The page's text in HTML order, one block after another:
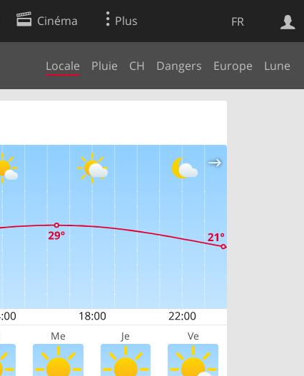
FR
Cinéma Plus
Locale Pluie CH Dangers Europe Lune
Me Je Ve
Web